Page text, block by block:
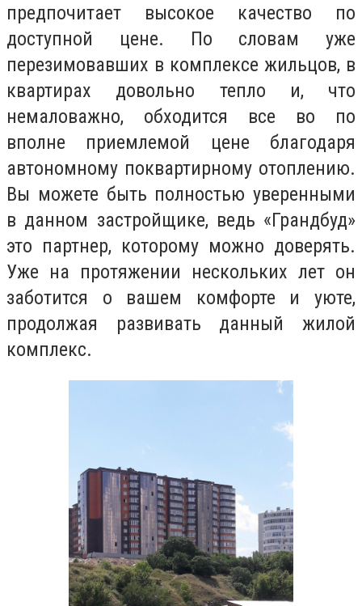
предпочитает высокое качество по
доступной цене. По словам уже
перезимовавших в комплексе жильцов, в
квартирах довольно тепло и, что
немаловажно, обходится все во по
вполне приемлемой цене благодаря
автономному поквартирному отоплению.
Вы можете быть полностью уверенными
в данном застройщике, ведь «Грандбуд»
это партнер, которому можно доверять.
Уже на протяжении нескольких лет он
заботится о вашем комфорте и уюте,
продолжая развивать данный жилой
комплекс.